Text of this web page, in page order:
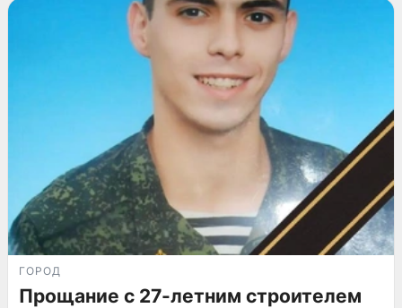
ГОРОД
Прощание с 27-летним строителем